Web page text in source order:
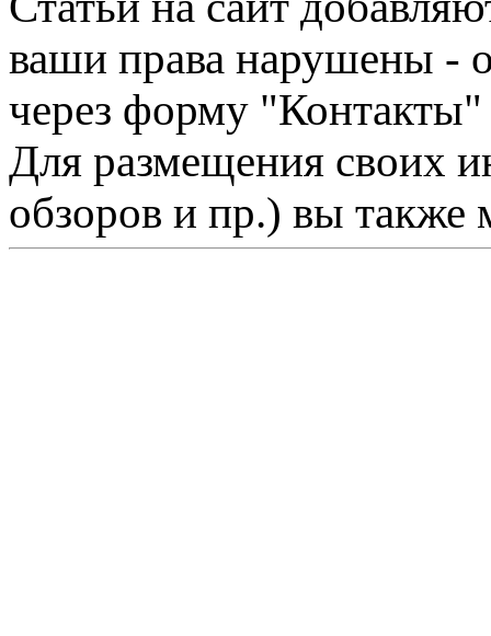
ваши права нарушены -
через форму "Контакты"
Для размещения своих
обзоров и пр.) вы также